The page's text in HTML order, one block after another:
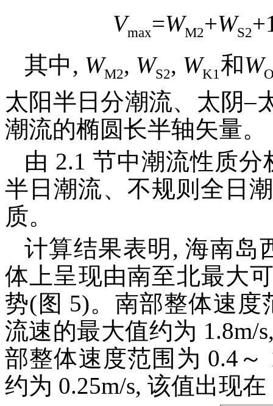
Vmax=WM2+WS2
其中, WM2, WS2, WK1 和W
太阳半日分潮流、太阴–
潮流的椭圆长半轴矢量。
由 2.1 节中潮流性质
半日潮流、不规则全日
质。
计算结果表明, 海南岛
体上呈现由南至北最大
势(图 5)。南部整体速度
流速的最大值约为 1.8m/
部整体速度范围为 0.4～
约为 0.25m/s, 该值出现